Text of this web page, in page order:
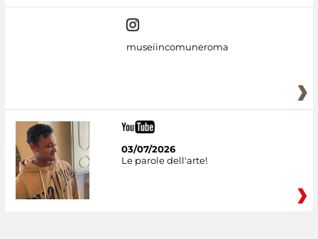
museiincomuneroma
03/07/2026
Le parole dell'arte!